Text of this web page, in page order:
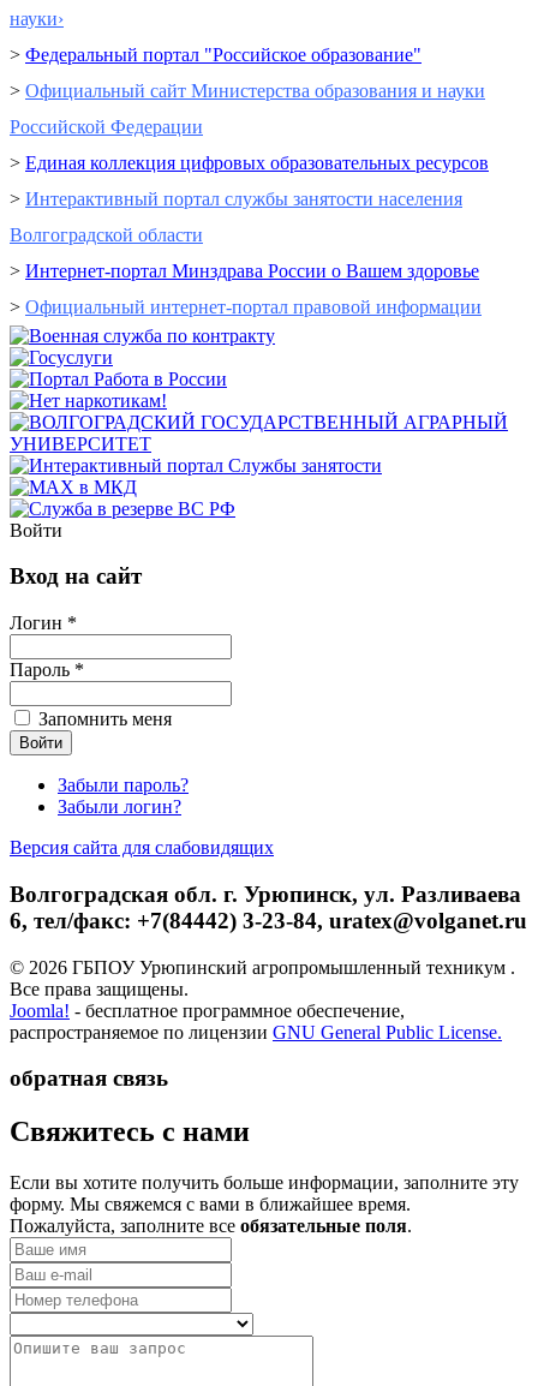
науки›
> Федеральный портал "Российское образование"
> Официальный сайт Министерства образования и науки
Российской Федерации
> Единая коллекция цифровых образовательных ресурсов
> Интерактивный портал cлужбы занятости населения
Волгоградской области
> Интернет-портал Минздрава России о Вашем здоровье
> Официальный интернет-портал правовой информации
Войти
Вход на сайт
Логин *
Пароль *
Запомнить меня
Забыли пароль?
Забыли логин?
Версия сайта для слабовидящих
Волгоградская обл. г. Урюпинск, ул. Разливаева
6, тел/факс: +7(84442) 3-23-84, uratex@volganet.ru
© 2026 ГБПОУ Урюпинский агропромышленный техникум .
Все права защищены.
Joomla! - бесплатное программное обеспечение,
распространяемое по лицензии GNU General Public License.
обратная связь
­Свяжитесь с нами
Если вы хотите получить больше информации, заполните эту
форму. Мы свяжемся с вами в ближайшее время.
Пожалуйста, заполните все обязательные поля.